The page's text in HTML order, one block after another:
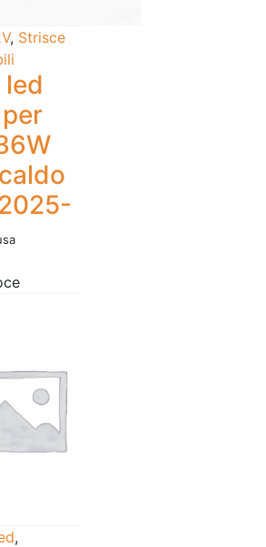
, Strisce
,